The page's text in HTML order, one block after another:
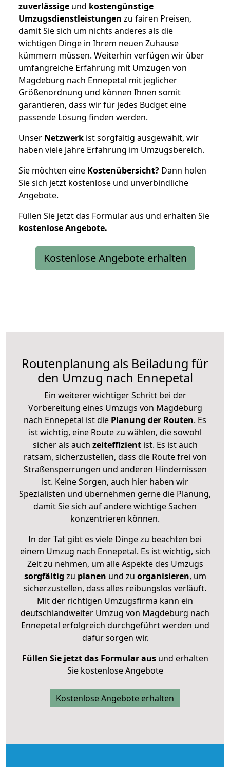
zuverlässige und kostengünstige
Umzugsdienstleistungen zu fairen Preisen,
damit Sie sich um nichts anderes als die
wichtigen Dinge in Ihrem neuen Zuhause
kümmern müssen. Weiterhin verfügen wir über
umfangreiche Erfahrung mit Umzügen von
Magdeburg nach Ennepetal mit jeglicher
Größenordnung und können Ihnen somit
garantieren, dass wir für jedes Budget eine
passende Lösung finden werden.
Unser Netzwerk ist sorgfältig ausgewählt, wir
haben viele Jahre Erfahrung im Umzugsbereich.
Sie möchten eine Kostenübersicht? Dann holen
Sie sich jetzt kostenlose und unverbindliche
Angebote.
Füllen Sie jetzt das Formular aus und erhalten Sie
kostenloseAngebote.
Kostenlose Angebote erhalten
Routenplanung als Beiladung für
den Umzug nach Ennepetal
Ein weiterer wichtiger Schritt bei der
Vorbereitung eines Umzugs von Magdeburg
nach Ennepetal ist die Planung der Routen. Es
ist wichtig, eine Route zu wählen, die sowohl
sicher als auch zeiteffizientist. Es ist auch
ratsam, sicherzustellen, dass die Route frei von
Straßensperrungen und anderen Hindernissen
ist. Keine Sorgen, auch hier haben wir
Spezialisten und übernehmen gerne die Planung,
damit Sie sich auf andere wichtige Sachen
konzentrieren können.
In der Tat gibt es viele Dinge zu beachten bei
einem Umzug nach Ennepetal. Es ist wichtig, sich
Zeit zu nehmen, um alle Aspekte des Umzugs
sorgfältig zu planen und zu organisieren, um
sicherzustellen, dass alles reibungslos verläuft.
Mit der richtigen Umzugsfirma kann ein
deutschlandweiter Umzug von Magdeburg nach
Ennepetal erfolgreich durchgeführt werden und
dafür sorgen wir.
Füllen Sie jetzt das Formular ausund erhalten
Sie kostenlose Angebote
Kostenlose Angebote erhalten